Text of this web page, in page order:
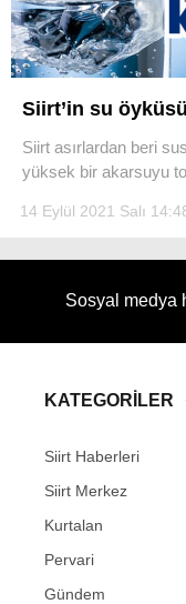
TILLO
GÜNDEM
NÖBETÇI ECZANELER
Siirt’in su
Siirt asırlardan beri
yüksek bir akarsuyu
14 Eylül 2021 Salı
Sosyal medya
KATEGORİLER
Siirt Haberleri
Siirt Merkez
Kurtalan
Pervari
Gündem